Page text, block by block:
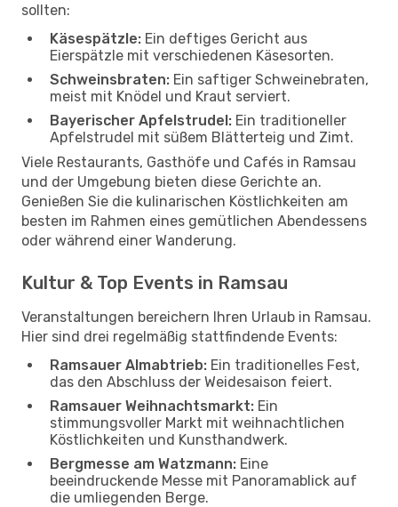
sollten:
Käsespätzle: Ein deftiges Gericht aus
Eierspätzle mit verschiedenen Käsesorten.
Schweinsbraten: Ein saftiger Schweinebraten,
meist mit Knödel und Kraut serviert.
Bayerischer Apfelstrudel: Ein traditioneller
Apfelstrudel mit süßem Blätterteig und Zimt.
Viele Restaurants, Gasthöfe und Cafés in Ramsau
und der Umgebung bieten diese Gerichte an.
Genießen Sie die kulinarischen Köstlichkeiten am
besten im Rahmen eines gemütlichen Abendessens
oder während einer Wanderung.
Kultur & Top Events in Ramsau
Veranstaltungen bereichern Ihren Urlaub in Ramsau.
Hier sind drei regelmäßig stattfindende Events:
Ramsauer Almabtrieb: Ein traditionelles Fest,
das den Abschluss der Weidesaison feiert.
Ramsauer Weihnachtsmarkt: Ein
stimmungsvoller Markt mit weihnachtlichen
Köstlichkeiten und Kunsthandwerk.
Bergmesse am Watzmann: Eine
beeindruckende Messe mit Panoramablick auf
die umliegenden Berge.